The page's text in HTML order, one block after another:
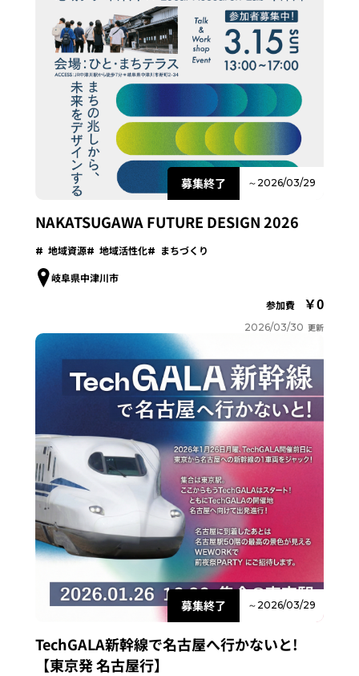
募集終了 ～2026/03/29
NAKATSUGAWA FUTURE DESIGN 2026
地域資源 地域活性化 まちづくり
岐阜県中津川市
参加費
0
2026/03/30 更新
募集終了 ～2026/03/29
TechGALA新幹線で名古屋へ行かないと!
【東京発 名古屋行】